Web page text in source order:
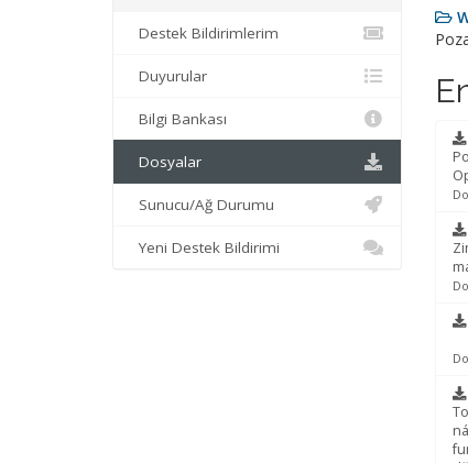
Destek Bildirimlerim
Duyurular
Bilgi Bankası
Dosyalar
Sunucu/Ağ Durumu
Yeni Destek Bildirimi